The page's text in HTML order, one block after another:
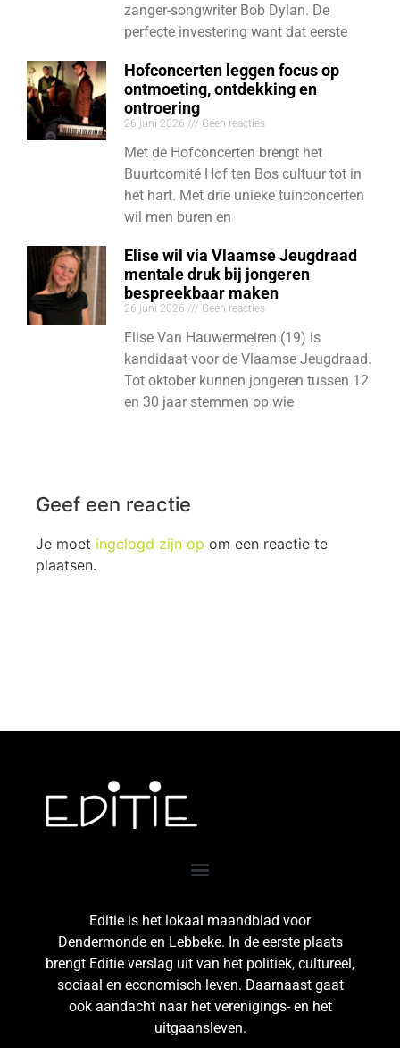
zanger-songwriter Bob Dylan. De
perfecte investering want dat eerste
Hofconcerten leggen focus op
ontmoeting, ontdekking en
ontroering
26 juni 2026 Geen reacties
Met de Hofconcerten brengt het
Buurtcomité Hof ten Bos cultuur tot in
het hart. Met drie unieke tuinconcerten
wil men buren en
Elise wil via Vlaamse Jeugdraad
mentale druk bij jongeren
bespreekbaar maken
26 juni 2026 Geen reacties
Elise Van Hauwermeiren (19) is
kandidaat voor de Vlaamse Jeugdraad.
Tot oktober kunnen jongeren tussen 12
en 30 jaar stemmen op wie
Geef een reactie
Je moet ingelogd zijn op om een reactie te
plaatsen.
Editie is het lokaal maandblad voor
Dendermonde en Lebbeke. In de eerste plaats
brengt Editie verslag uit van het politiek, cultureel,
sociaal en economisch leven. Daarnaast gaat
ook aandacht naar het verenigings- en het
uitgaansleven.